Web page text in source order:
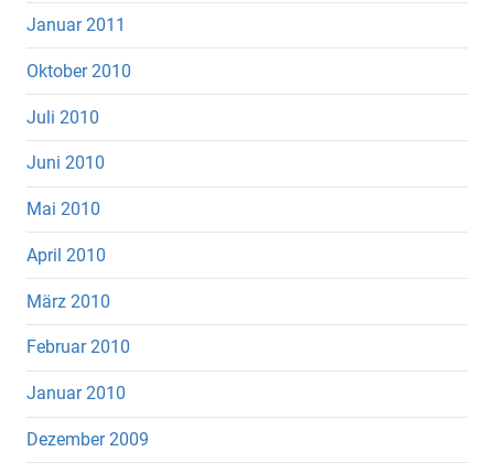
Januar 2011
Oktober 2010
Juli 2010
Juni 2010
Mai 2010
April 2010
März 2010
Februar 2010
Januar 2010
Dezember 2009